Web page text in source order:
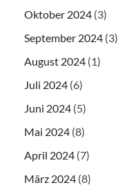
Oktober 2024 (3)
September 2024 (3)
August 2024 (1)
Juli 2024 (6)
Juni 2024 (5)
Mai 2024 (8)
April 2024 (7)
März 2024 (8)